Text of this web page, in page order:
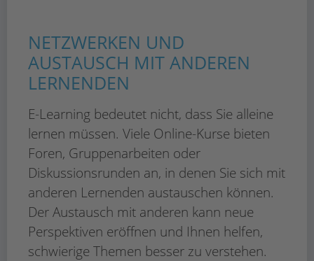
NETZWERKEN UND
AUSTAUSCH MIT ANDEREN
LERNENDEN
E-Learning bedeutet nicht, dass Sie alleine
lernen müssen. Viele Online-Kurse bieten
Foren, Gruppenarbeiten oder
Diskussionsrunden an, in denen Sie sich mit
anderen Lernenden austauschen können.
Der Austausch mit anderen kann neue
Perspektiven eröffnen und Ihnen helfen,
schwierige Themen besser zu verstehen.